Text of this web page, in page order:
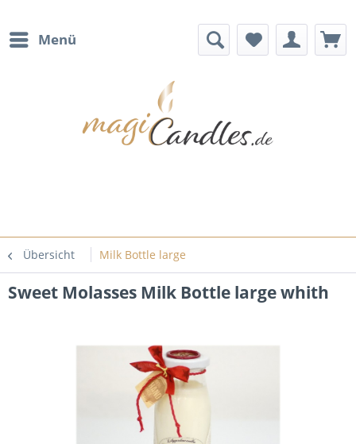
Menü
Übersicht Milk Bottle large
Sweet Molasses Milk Bottle large whith